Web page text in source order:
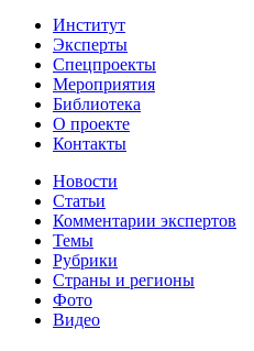
Институт
Эксперты
Спецпроекты
Мероприятия
Библиотека
О проекте
Контакты
Новости
Статьи
Комментарии экспертов
Темы
Рубрики
Страны и регионы
Фото
Видео